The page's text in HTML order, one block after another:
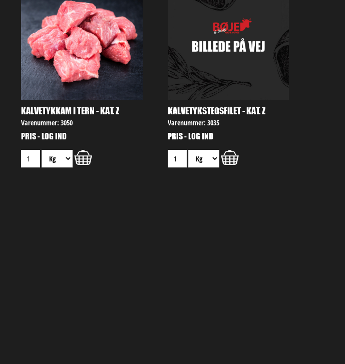
KALVETYKKAM I TERN - KAT. Z
Varenummer: 3050
PRIS - LOG IND
KALVETYKSTEGSFILET - KAT. Z
Varenummer: 3035
PRIS - LOG IND